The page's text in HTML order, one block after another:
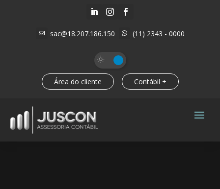
  
 sac@18.207.186.150  (11) 2343 - 0000
Área do cliente Contábil +